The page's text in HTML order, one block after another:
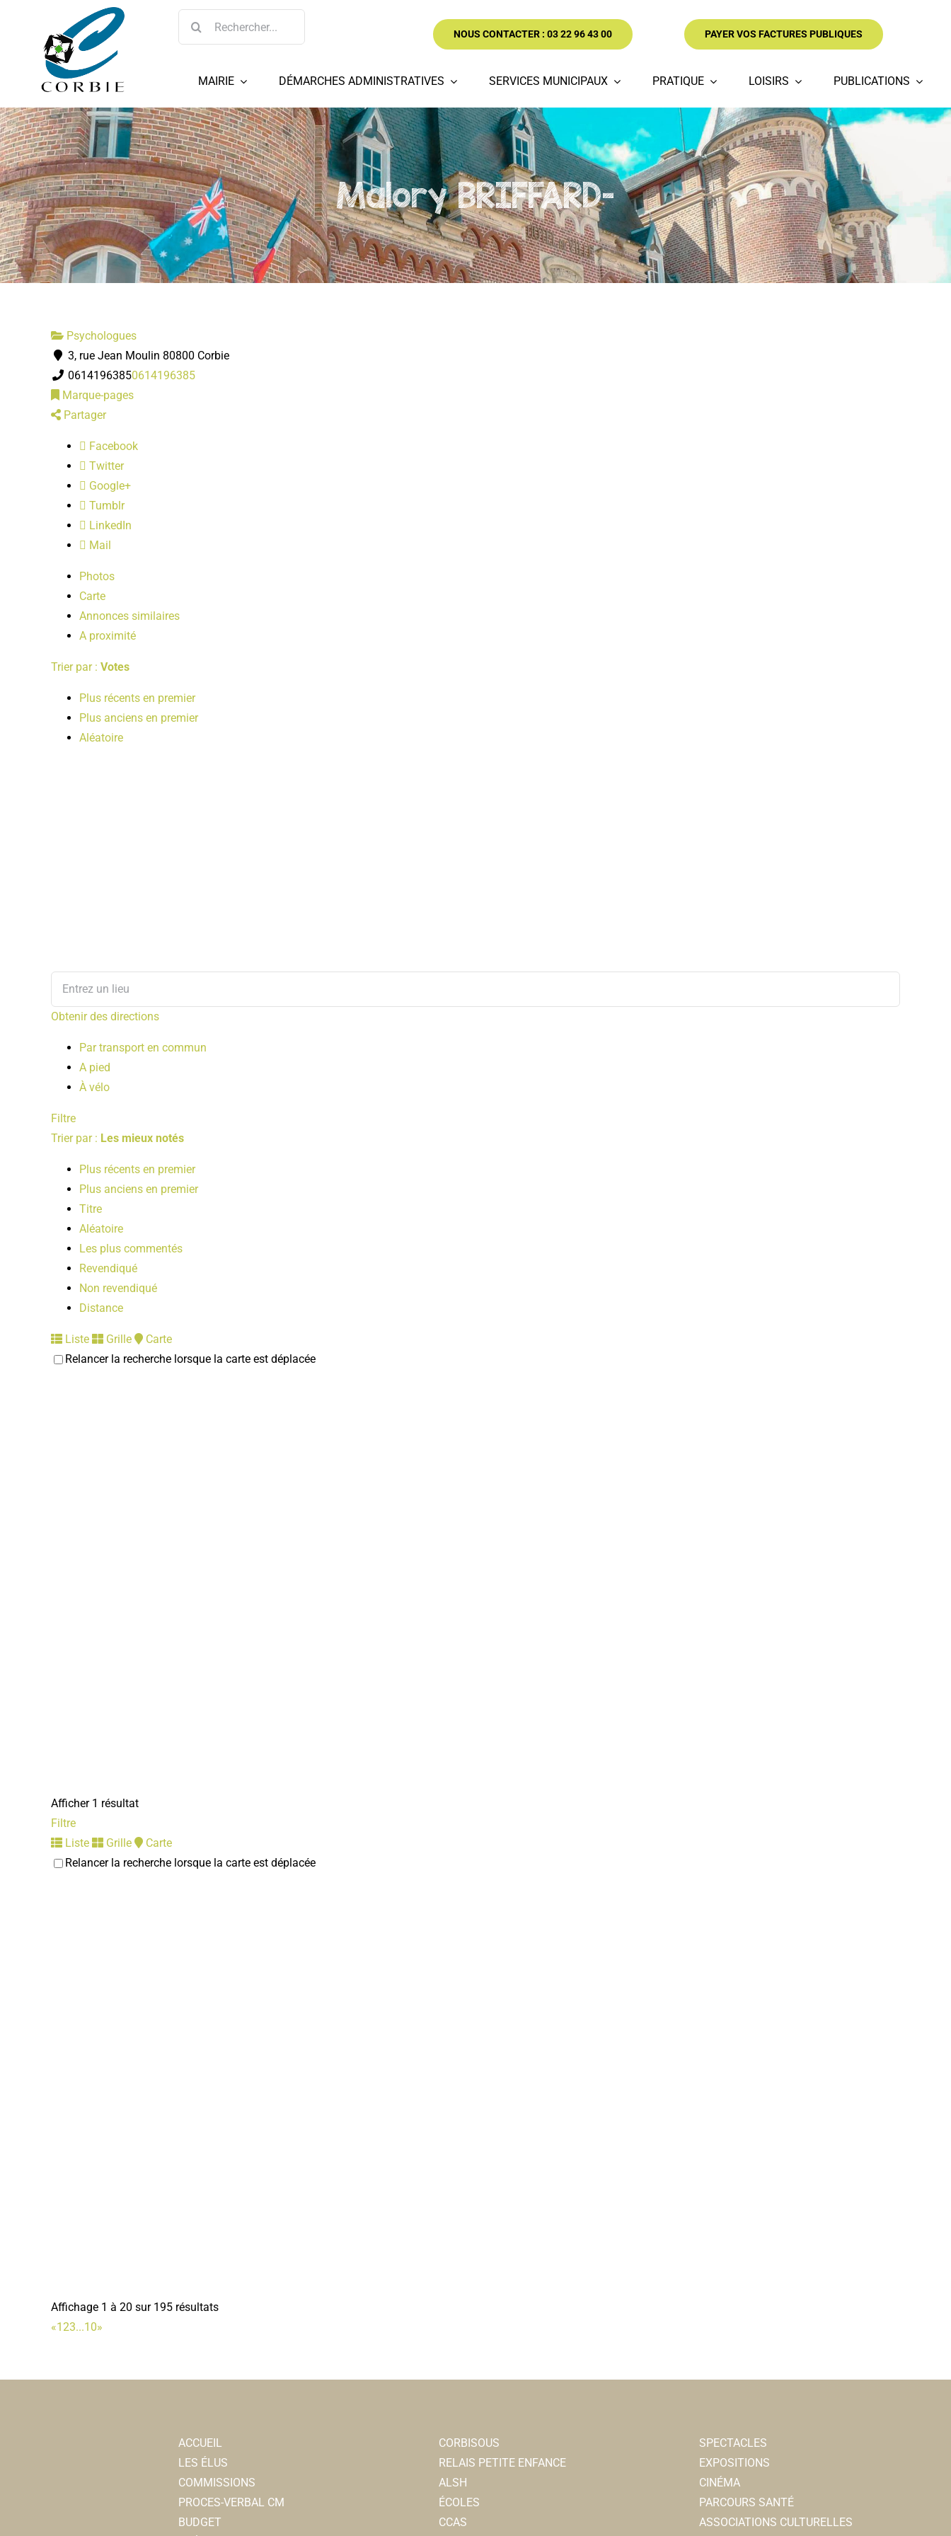
Rechercher:
NOUS CONTACTER : 03 22 96 43 00 PAYER VOS FACTURES PUBLIQUES
MAIRIE DÉMARCHES ADMINISTRATIVES SERVICES MUNICIPAUX PRATIQUE LOISIRS PUBLICATIONS
Malory BRIFFARD-
Psychologues
3, rue Jean Moulin 80800 Corbie
06141963850614196385
Marque-pages
Partager
Facebook
Twitter
Google+
Tumblr
LinkedIn
Mail
Photos
Carte
Annonces similaires
A proximité
Trier par : Votes
Plus récents en premier
Plus anciens en premier
Aléatoire
Obtenir des directions
Par transport en commun
A pied
À vélo
Filtre
Trier par : Les mieux notés
Plus récents en premier
Plus anciens en premier
Titre
Aléatoire
Les plus commentés
Revendiqué
Non revendiqué
Distance
Liste Grille
Carte
Relancer la recherche lorsque la carte est déplacée
Afficher 1 résultat
Filtre
Liste
Grille
Carte
Relancer la recherche lorsque la carte est déplacée
Affichage 1 à 20 sur 195 résultats
«123...10»
ACCUEIL
LES ÉLUS
COMMISSIONS
PROCES-VERBAL CM
BUDGET
CORBISOUS
RELAIS PETITE ENFANCE
ALSH
ÉCOLES
CCAS
SPECTACLES
EXPOSITIONS
CINÉMA
PARCOURS SANTÉ
ASSOCIATIONS CULTURELLES